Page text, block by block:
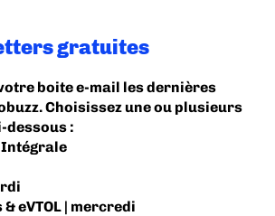
gratuites
boite e-mail les dernières
Choisissez une ou plusieurs
dessous :
eVTOL | mercredi